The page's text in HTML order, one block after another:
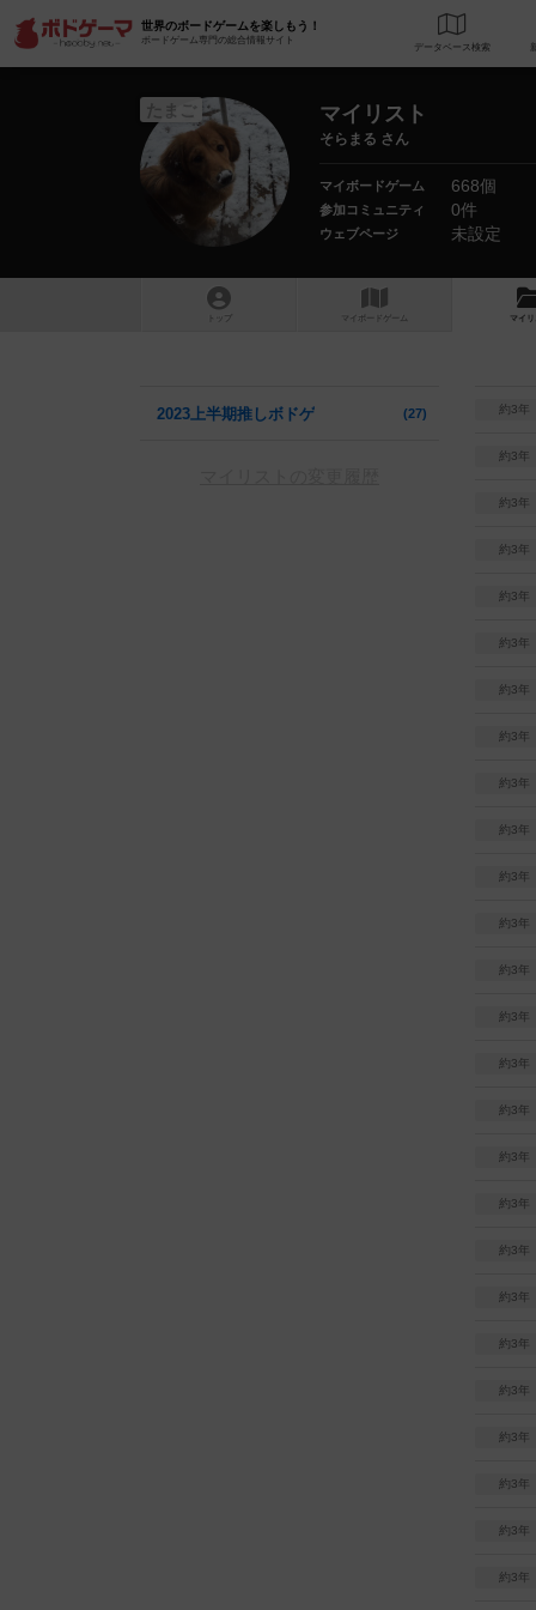
世界のボードゲームを楽しもう！
ボードゲーム専門の総合情報サイト
データベース
たまご マイリスト
そらまる さん
マイボードゲーム 668個
参加コミュニティ 0件
ウェブページ 未設定
トップ マイボードゲーム マイリ
2023上半期推しボドゲ 27 約3年
約3年
約3年
約3年
約3年
約3年
約3年
約3年
約3年
約3年
約3年
約3年
約3年
約3年
約3年
約3年
約3年
約3年
約3年
約3年
約3年
約3年
約3年
約3年
約3年
約3年